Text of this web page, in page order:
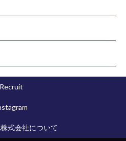
Recruit
式会社について